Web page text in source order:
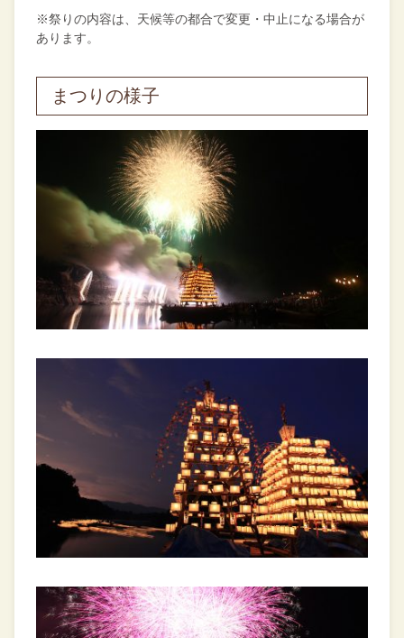
※祭りの内容は、天候等の都合で変更・中止になる場合が
あります。
まつりの様子